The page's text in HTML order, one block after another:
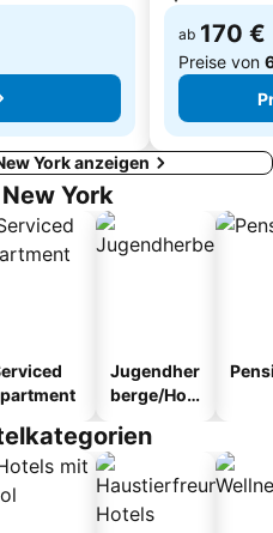
ab 170 €
Preise von
York anzeigen
York
Jugendher
berge/Hos